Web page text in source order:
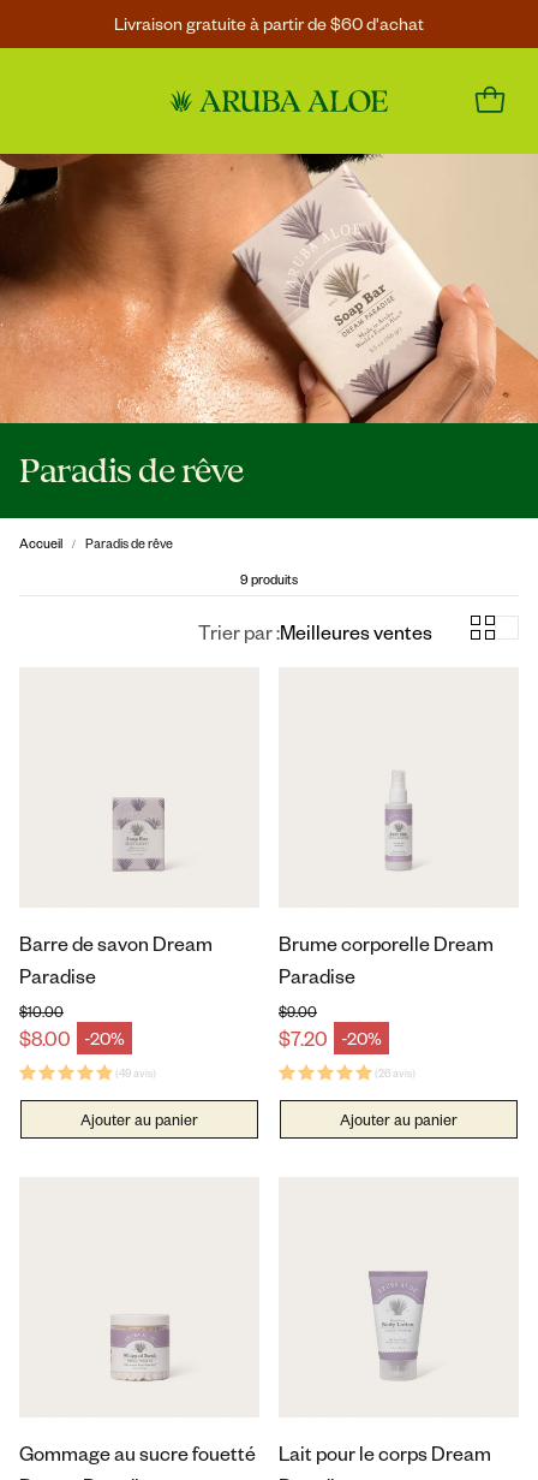
Livraison gratuite à partir de $60 d'achat
Paradis de rêve
Accueil
Paradis de rêve
9 produits
Trier par :Meilleures ventes
Barre de savon Dream
Paradise
$8.00 -20%
Prix en solde
Prix habituel
$10.00
(49 avis)
Ajouter au panier
Brume corporelle Dream
Paradise
$7.20 -20%
Prix en solde
Prix habituel
$9.00
(26 avis)
Ajouter au panier
Gommage au sucre fouetté
Lait pour le corps Dream